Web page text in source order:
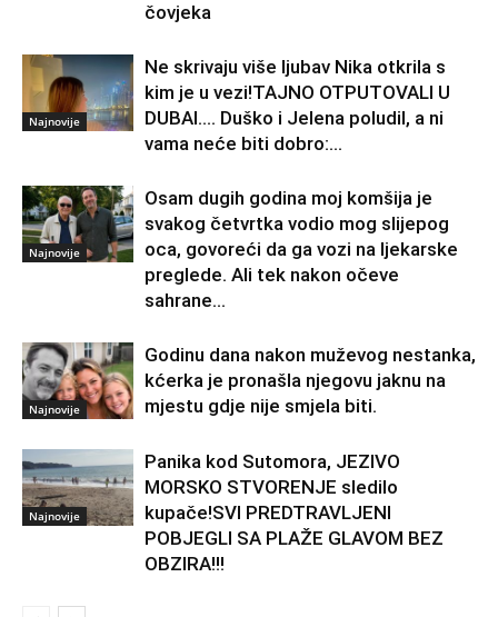
čovjeka
Najnovije
Ne skrivaju više ljubav Nika otkrila s
kim je u vezi!TAJNO OTPUTOVALI U
DUBAI…. Duško i Jelena poludil, a ni
vama neće biti dobro:...
Najnovije
Osam dugih godina moj komšija je
svakog četvrtka vodio mog slijepog
oca, govoreći da ga vozi na ljekarske
preglede. Ali tek nakon očeve
sahrane...
Najnovije
Godinu dana nakon muževog nestanka,
kćerka je pronašla njegovu jaknu na
mjestu gdje nije smjela biti.
Najnovije
Panika kod Sutomora, JEZIVO
MORSKO STVORENJE sledilo
kupače!SVI PREDTRAVLJENI
POBJEGLI SA PLAŽE GLAVOM BEZ
OBZIRA!!!